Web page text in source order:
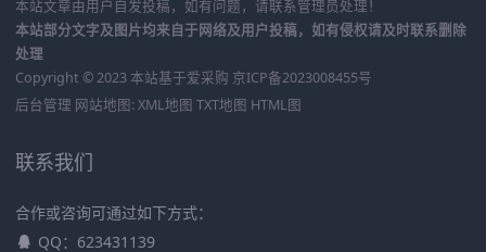
本站文章由用户自发投稿，如有问题，请联系管理员处理！
本站部分文字及图片均来自于网络及用户投稿，如有侵权请及时联系删除
处理
Copyright © 2023 本站基于爱采购 京ICP备2023008455号
后台管理 网站地图: XML地图 TXT地图 HTML图
联系我们
合作或咨询可通过如下方式：
QQ：623431139